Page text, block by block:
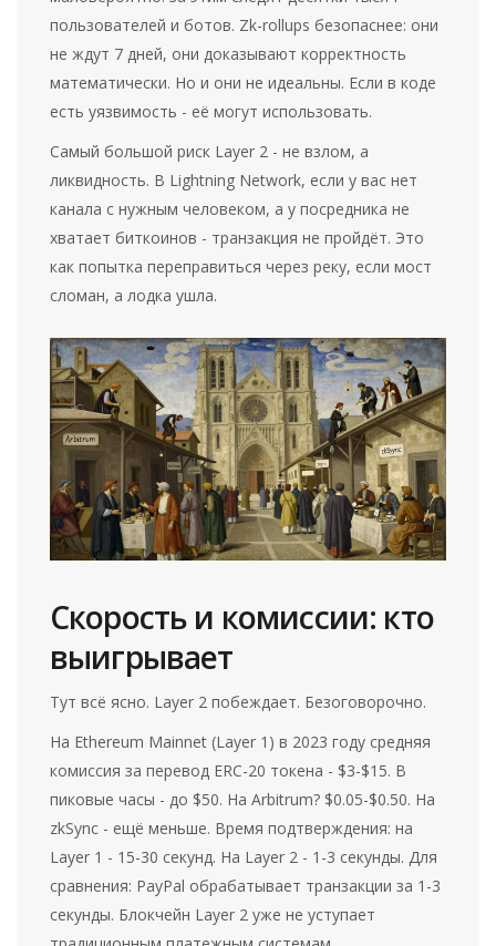
пользователей и ботов. Zk-rollups безопаснее: они
не ждут 7 дней, они доказывают корректность
математически. Но и они не идеальны. Если в коде
есть уязвимость - её могут использовать.
Самый большой риск Layer 2 - не взлом, а
ликвидность. В Lightning Network, если у вас нет
канала с нужным человеком, а у посредника не
хватает биткоинов - транзакция не пройдёт. Это
как попытка переправиться через реку, если мост
сломан, а лодка ушла.
Скорость и комиссии: кто
выигрывает
Тут всё ясно. Layer 2 побеждает. Безоговорочно.
На Ethereum Mainnet (Layer 1) в 2023 году средняя
комиссия за перевод ERC-20 токена - $3-$15. В
пиковые часы - до $50. На Arbitrum? $0.05-$0.50. На
zkSync - ещё меньше. Время подтверждения: на
Layer 1 - 15-30 секунд. На Layer 2 - 1-3 секунды. Для
сравнения: PayPal обрабатывает транзакции за 1-3
секунды. Блокчейн Layer 2 уже не уступает